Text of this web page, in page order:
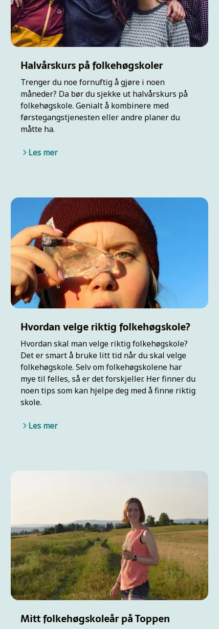
Halvårskurs på folkehøgskoler
Trenger du noe fornuftig å gjøre i noen
måneder? Da bør du sjekke ut halvårskurs på
folkehøgskole. Genialt å kombinere med
førstegangstjenesten eller andre planer du
måtte ha.
Les mer
Hvordan velge riktig folkehøgskole?
Hvordan skal man velge riktig folkehøgskole?
Det er smart å bruke litt tid når du skal velge
folkehøgskole. Selv om folkehøgskolene har
mye til felles, så er det forskjeller. Her finner du
noen tips som kan hjelpe deg med å finne riktig
skole.
Les mer
Mitt folkehøgskoleår på Toppen